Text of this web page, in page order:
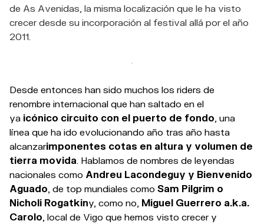
de As Avenidas, la misma localización que le ha visto
crecer desde su incorporación al festival allá por el año
2011.
Desde entonces han sido muchos los riders de
renombre internacional que han saltado en el
ya icónico circuito con el puerto de fondo , una
línea que ha ido evolucionando año tras año hasta
alcanzarimponentes cotas en altura y volumen de
tierra movida . Hablamos de nombres de leyendas
nacionales como Andreu Lacondeguy y Bienvenido
Aguado , de top mundiales como Sam Pilgrim o
Nicholi Rogatkiny, como no, Miguel Guerrero a.k.a.
Carolo , local de Vigo que hemos visto crecer y